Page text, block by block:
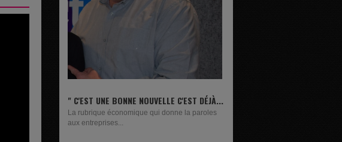
" C'EST UNE BONNE NOUVELLE C'EST DÉJÀ...
La rubrique économique qui donne la paroles
LIVRES
Un lundi sur deux, Maxime Janssens vous